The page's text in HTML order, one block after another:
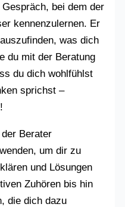
bei dem der
kennenzulernen. Er
was dich
du mit der Beratung
du dich wohlfühlst
sprichst –
Berater
um dir zu
und Lösungen
Zuhören bis hin
die dich dazu